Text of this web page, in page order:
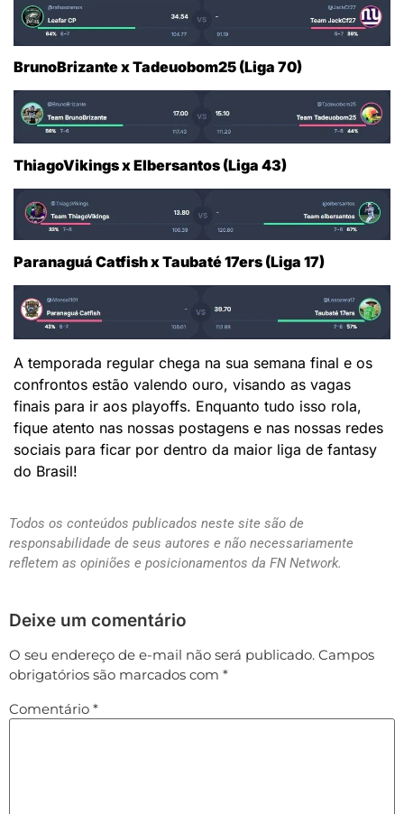
BrunoBrizante x Tadeuobom25 (Liga 70)
ThiagoVikings x Elbersantos (Liga 43)
Paranaguá Catfish x Taubaté 17ers (Liga 17)
A temporada regular chega na sua semana final e os
confrontos estão valendo ouro, visando as vagas
finais para ir aos playoffs. Enquanto tudo isso rola,
fique atento nas nossas postagens e nas nossas redes
sociais para ficar por dentro da maior liga de fantasy
do Brasil!
Todos os conteúdos publicados neste site são de
responsabilidade de seus autores e não necessariamente
refletem as opiniões e posicionamentos da FN Network.
Deixe um comentário
O seu endereço de e-mail não será publicado. Campos
obrigatórios são marcados com *
Comentário *